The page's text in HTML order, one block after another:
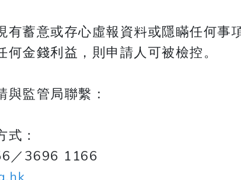
有蓄意或存心虛報資料或隱瞞任何
金錢利益，則申請人可被檢控。
監管局聯繫：
式：
／3696 1166